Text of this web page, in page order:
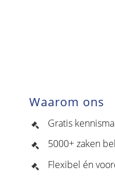
Waarom ons
Gratis
5000+ zaken
Flexibel én